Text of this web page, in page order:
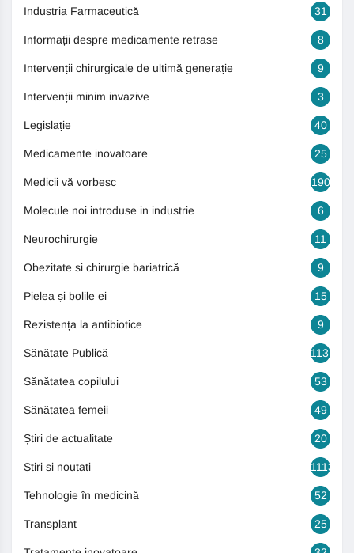
Industria Farmaceutică 31
Informații despre medicamente retrase 8
Intervenții chirurgicale de ultimă generație 9
Intervenții minim invazive 3
Legislație 40
Medicamente inovatoare 25
Medicii vă vorbesc 190
Molecule noi introduse in industrie 6
Neurochirurgie 11
Obezitate si chirurgie bariatrică 9
Pielea și bolile ei 15
Rezistența la antibiotice 9
Sănătate Publică 1131
Sănătatea copilului 53
Sănătatea femeii 49
Știri de actualitate 20
Stiri si noutati 1113
Tehnologie în medicină 52
Transplant 25